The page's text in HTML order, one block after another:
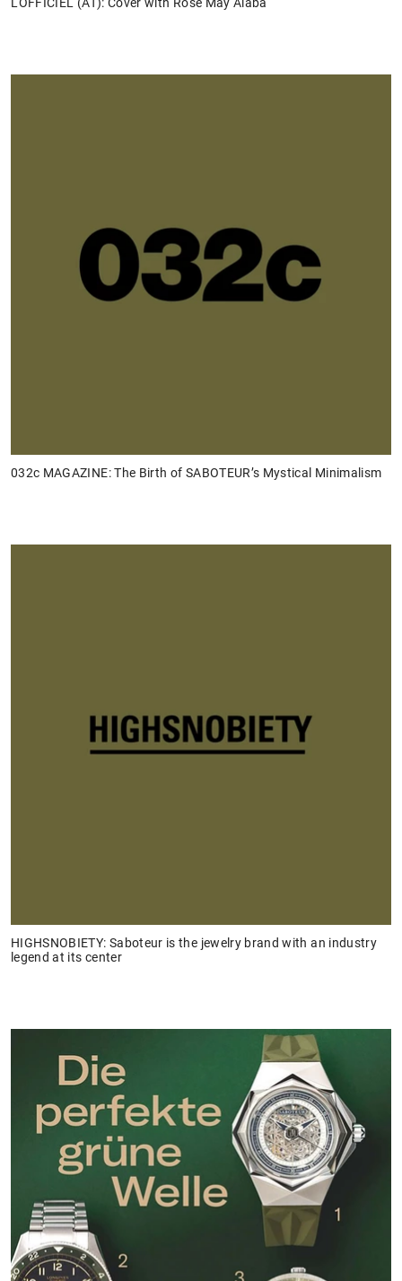
032c MAGAZINE: The Birth of SABOTEUR’s Mystical Minimalism
HIGHSNOBIETY: Saboteur is the jewelry brand with an industry
legend at its center